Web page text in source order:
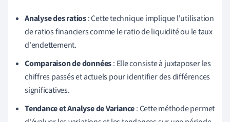
Analyse des ratios: Cette technique implique l'utilisation
de ratios financiers comme le ratio de liquidité ou le taux
d'endettement.
Comparaison de données: Elle consiste à juxtaposer les
chiffres passés et actuels pour identifier des différences
significatives.
Tendance et Analyse de Variance: Cette méthode permet